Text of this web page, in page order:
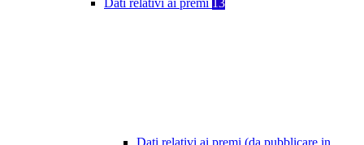
Dati relativi ai premi 13